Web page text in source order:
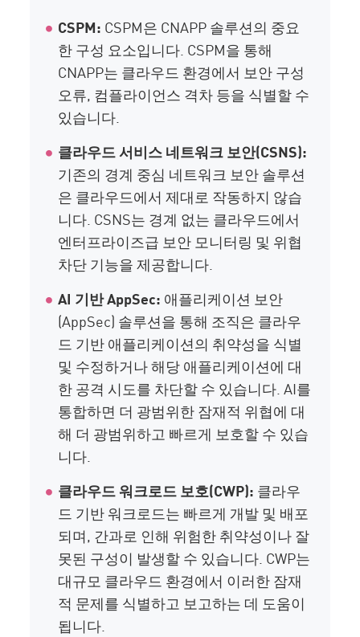
CSPM: CSPM은 CNAPP 솔루션의 중요
한 구성 요소입니다. CSPM을 통해
CNAPP는 클라우드 환경에서 보안 구성
오류, 컴플라이언스 격차 등을 식별할 수
있습니다.
클라우드 서비스 네트워크 보안(CSNS):
기존의 경계 중심 네트워크 보안 솔루션
은 클라우드에서 제대로 작동하지 않습
니다. CSNS는 경계 없는 클라우드에서
엔터프라이즈급 보안 모니터링 및 위협
차단 기능을 제공합니다.
AI 기반 AppSec: 애플리케이션 보안
(AppSec) 솔루션을 통해 조직은 클라우
드 기반 애플리케이션의 취약성을 식별
및 수정하거나 해당 애플리케이션에 대
한 공격 시도를 차단할 수 있습니다. AI를
통합하면 더 광범위한 잠재적 위협에 대
해 더 광범위하고 빠르게 보호할 수 있습
니다.
클라우드 워크로드 보호(CWP): 클라우
드 기반 워크로드는 빠르게 개발 및 배포
되며, 간과로 인해 위험한 취약성이나 잘
못된 구성이 발생할 수 있습니다. CWP는
대규모 클라우드 환경에서 이러한 잠재
적 문제를 식별하고 보고하는 데 도움이
됩니다.